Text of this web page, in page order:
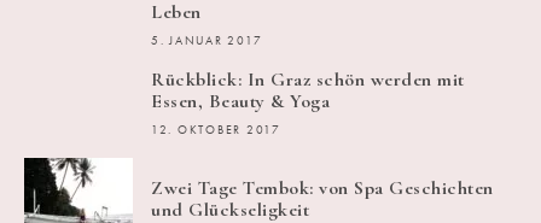
Leben
5. JANUAR 2017
Rückblick: In Graz schön werden mit
Essen, Beauty & Yoga
12. OKTOBER 2017
Zwei Tage Tembok: von Spa Geschichten
und Glückseligkeit